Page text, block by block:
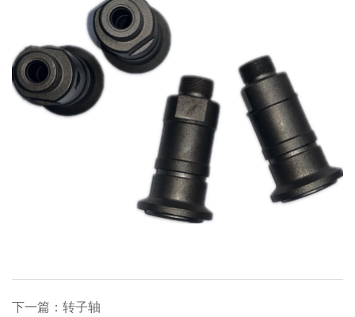
下一篇：转子轴